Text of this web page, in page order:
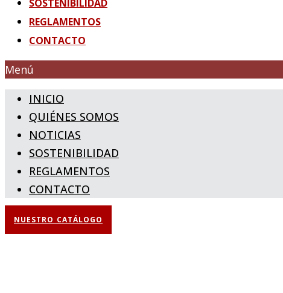
SOSTENIBILIDAD
REGLAMENTOS
CONTACTO
Menú
INICIO
QUIÉNES SOMOS
NOTICIAS
SOSTENIBILIDAD
REGLAMENTOS
CONTACTO
NUESTRO CATÁLOGO